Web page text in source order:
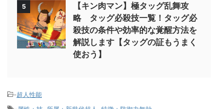
5
【キン肉マン】極タッグ乱舞攻
略 タッグ必殺技一覧！タッグ必
殺技の条件や効率的な覚醒方法を
解説します【タッグの証もうまく
使おう】
-超人性能